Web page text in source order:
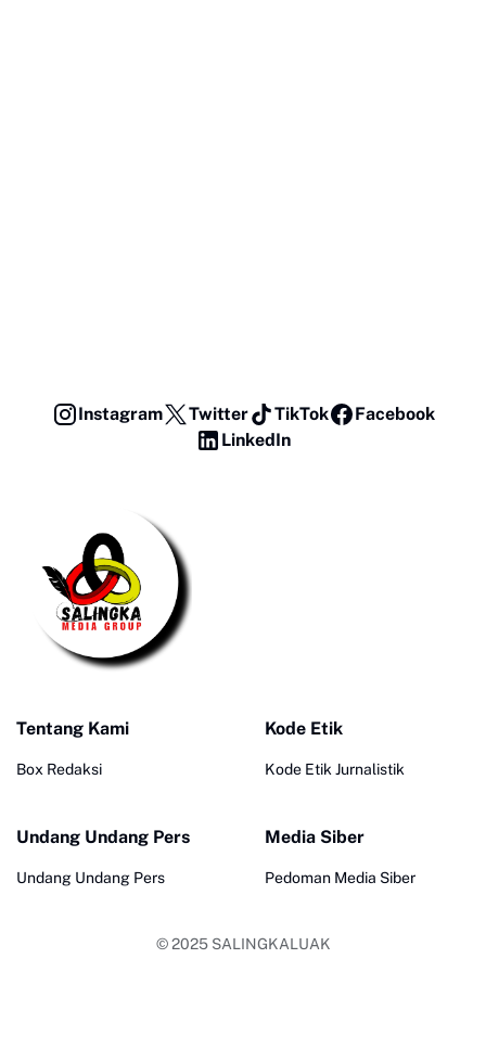
Instagram Twitter TikTok
Facebook
LinkedIn
Tentang Kami
Box Redaksi
Kode Etik
Kode Etik Jurnalistik
Undang Undang Pers
Undang Undang Pers
Media Siber
Pedoman Media Siber
© 2025 SALINGKALUAK